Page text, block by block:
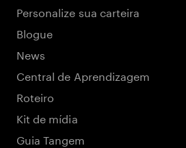
Personalize sua carteira
Blogue
News
Central de Aprendizagem
Roteiro
Kit de mídia
Guia Tangem